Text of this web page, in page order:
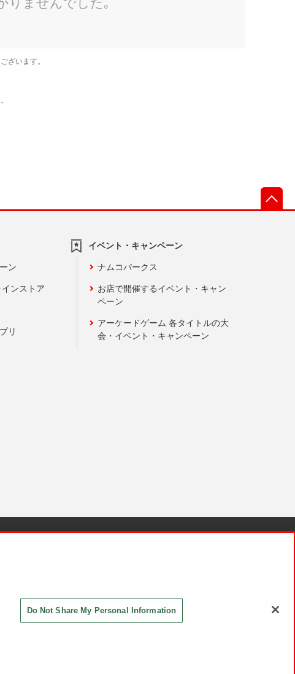
ン
ンストア
リ
イベント・キャンペーン
ナムコパークス
お店で開催するイベント・キャン
ペーン
アーケードゲーム 各タイトルの大
会・イベント・キャンペーン
Do Not Share My Personal Information